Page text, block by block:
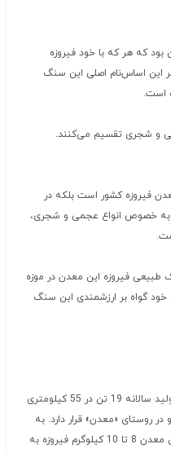
بود که‌ هر که‌ با خود فیروزه‌
این‌ اساس‌نام‌ اصلی‌ این‌ سنگ‌
است.
فیروزه کشور است بلکه در
به خصوص انواع عجمی و شجری،
فیروزه این معدن در موزه
گواه بر ارزشمندی این سنگ
این معدن با ذخیره 9 هزار تن و ظرفیت تولید سالانه 19 تن در 55 کیلومتری
در روستای «معدن» قرار دارد. به
طور تقریبی از هر تن سنگ فیروزه خام این معدن 8 تا 10 کیلوگرم فیروزه به